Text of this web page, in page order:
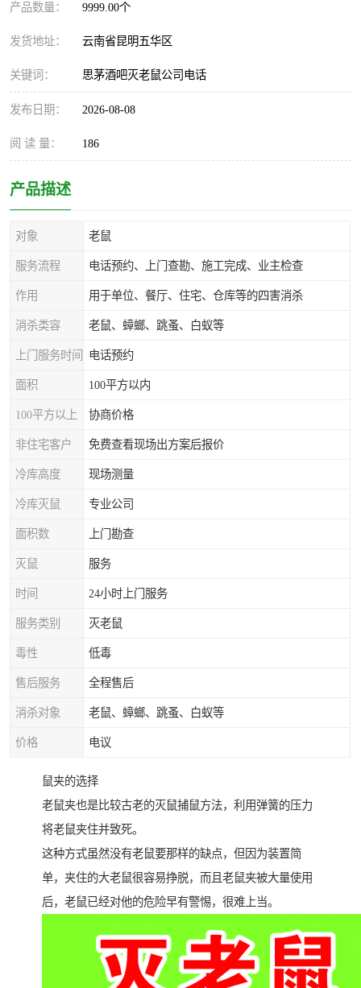
产品数量： 9999.00个
发货地址： 云南省昆明五华区
关键词： 思茅酒吧灭老鼠公司电话
发布日期： 2026-08-08
阅 读 量： 186
产品描述
对象 老鼠
服务流程 电话预约、上门查勘、施工完成、业主检查
作用 用于单位、餐厅、住宅、仓库等的四害消杀
消杀类容 老鼠、蟑螂、跳蚤、白蚁等
上门服务时间 电话预约
面积 100平方以内
100平方以上 协商价格
非住宅客户 免费查看现场出方案后报价
冷库高度 现场测量
冷库灭鼠 专业公司
面积数 上门勘查
灭鼠 服务
时间 24小时上门服务
服务类别 灭老鼠
毒性 低毒
售后服务 全程售后
消杀对象 老鼠、蟑螂、跳蚤、白蚁等
价格 电议
鼠夹的选择
老鼠夹也是比较古老的灭鼠捕鼠方法，利用弹簧的压力
将老鼠夹住并致死。
这种方式虽然没有老鼠要那样的缺点，但因为装置简
单，夹住的大老鼠很容易挣脱，而且老鼠夹被大量使用
后，老鼠已经对他的危险早有警惕，很难上当。